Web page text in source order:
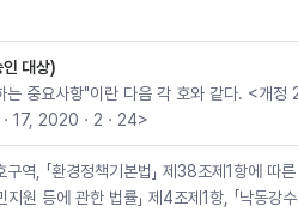
대상)
는 중요사항"이란 다음 각 호와 같다. <개정
17, 2020ㆍ2ㆍ24>
구역, 「환경정책기본법」 제38조제1항에 따
원 등에 관한 법률」 제4조제1항, 「낙동강